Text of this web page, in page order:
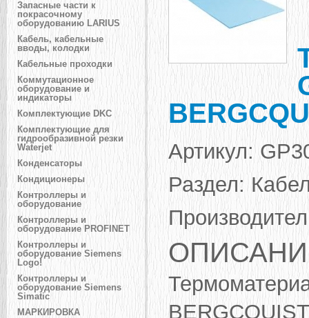
Запасные части к
покрасочному
оборудованию LARIUS
Кабель, кабельные
вводы, колодки
Кабельные проходки
Коммутационное
оборудование и
индикаторы
Комплектующие DKC
Комплектующие для
гидрообразивной резки
Waterjet
Конденсаторы
Кондиционеры
Контроллеры и
оборудование
Контроллеры и
оборудование PROFINET
Контроллеры и
оборудование Siemens
Logo!
Контроллеры и
оборудование Siemens
Simatic
МАРКИРОВКА
Артикул:
Раздел: